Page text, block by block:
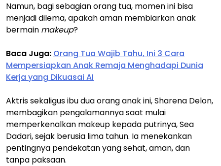
Namun, bagi sebagian orang tua, momen ini bisa
menjadi dilema, apakah aman membiarkan anak
bermain makeup?
Baca Juga: Orang Tua Wajib Tahu, Ini 3 Cara
Mempersiapkan Anak Remaja Menghadapi Dunia
Kerja yang Dikuasai AI
Aktris sekaligus ibu dua orang anak ini, Sharena Delon,
membagikan pengalamannya saat mulai
memperkenalkan makeup kepada putrinya, Sea
Dadari, sejak berusia lima tahun. Ia menekankan
pentingnya pendekatan yang sehat, aman, dan
tanpa paksaan.